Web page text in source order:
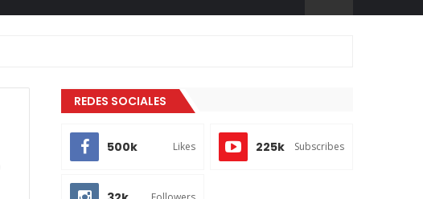
REDES SOCIALES
500k Likes 225k Subscribes